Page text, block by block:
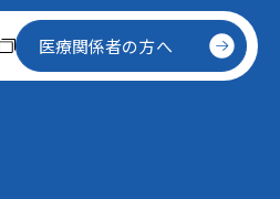
医療関係者の方へ